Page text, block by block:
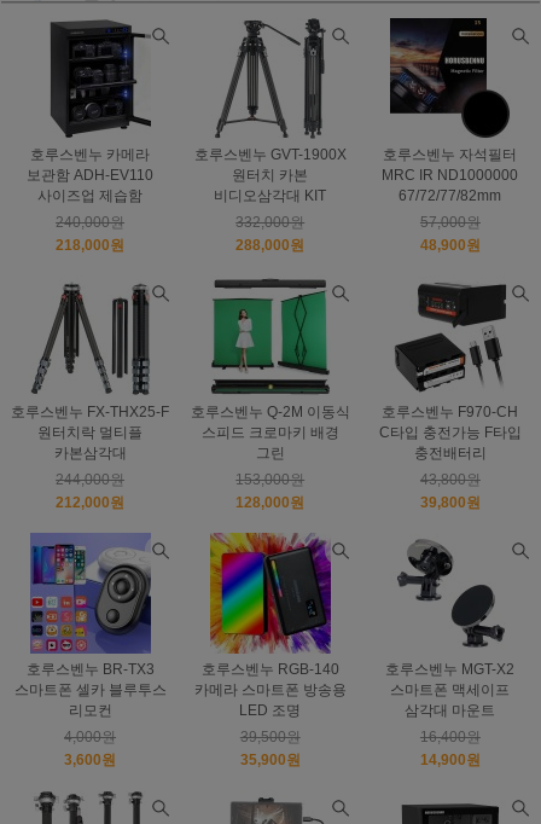
호루스벤누 카메라
보관함 ADH-EV110
사이즈업 제습함
240,000원
218,000원
호루스벤누 GVT-1900X
원터치 카본
비디오삼각대 KIT
332,000원
288,000원
호루스벤누 자석필터
MRC IR ND1000000
67/72/77/82mm
57,000원
48,900원
호루스벤누 FX-THX25-F
원터치락 멀티플
카본삼각대
244,000원
212,000원
호루스벤누 Q-2M 이동식
스피드 크로마키 배경
그린
153,000원
128,000원
호루스벤누 F970-CH
C타입 충전가능 F타입
충전배터리
43,800원
39,800원
호루스벤누 BR-TX3
스마트폰 셀카 블루투스
리모컨
4,000원
3,600원
호루스벤누 RGB-140
카메라 스마트폰 방송용
LED 조명
39,500원
35,900원
호루스벤누 MGT-X2
스마트폰 맥세이프
삼각대 마운트
16,400원
14,900원